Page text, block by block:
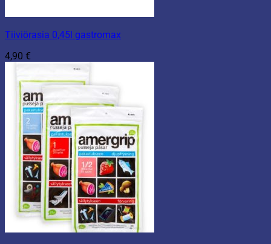
Tiiviörasia 0,45l gastromax
4,90 €